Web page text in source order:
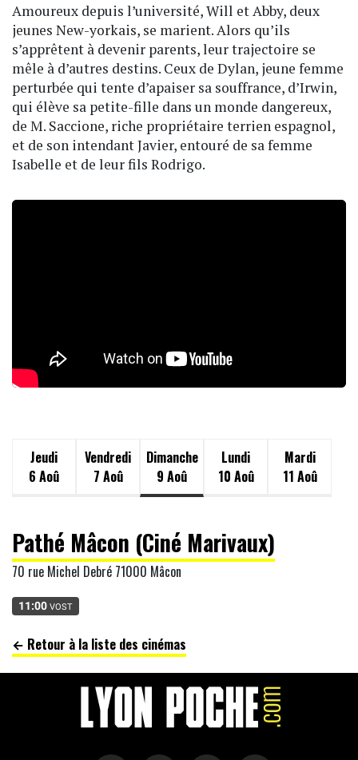
Amoureux depuis l’université, Will et Abby, deux
jeunes New-yorkais, se marient. Alors qu’ils
s’apprêtent à devenir parents, leur trajectoire se
mêle à d’autres destins. Ceux de Dylan, jeune femme
perturbée qui tente d’apaiser sa souffrance, d’Irwin,
qui élève sa petite-fille dans un monde dangereux,
de M. Saccione, riche propriétaire terrien espagnol,
et de son intendant Javier, entouré de sa femme
Isabelle et de leur fils Rodrigo.
Jeudi
6 Aoû
Vendredi
7 Aoû
Dimanche
9 Aoû
Lundi
10 Aoû
Mardi
11 Aoû
Pathé Mâcon (Ciné Marivaux)
70 rue Michel Debré 71000 Mâcon
11:00 VOST
← Retour à la liste des cinémas